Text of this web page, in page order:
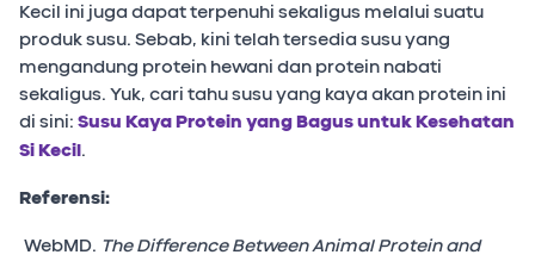
Kecil ini juga dapat terpenuhi sekaligus melalui suatu
produk susu. Sebab, kini telah tersedia susu yang
mengandung protein hewani dan protein nabati
sekaligus. Yuk, cari tahu susu yang kaya akan protein ini
di sini: Susu Kaya Protein yang Bagus untuk Kesehatan
Si Kecil.
Referensi:
WebMD. The Difference Between Animal Protein and